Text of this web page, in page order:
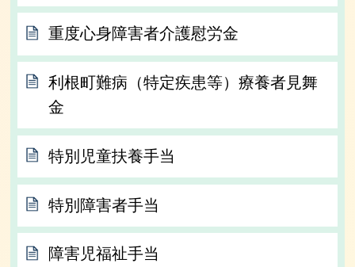
重度心身障害者介護慰労金
利根町難病（特定疾患等）療養者見舞
金
特別児童扶養手当
特別障害者手当
障害児福祉手当